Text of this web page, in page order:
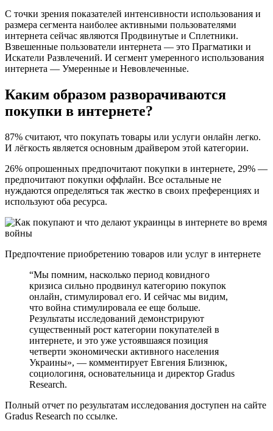
С точки зрения показателей интенсивности использования и
размера сегмента наиболее активными пользователями
интернета сейчас являются Продвинутые и Сплетники.
Взвешенные пользователи интернета — это Прагматики и
Искатели Развлечений. И сегмент умеренного использования
интернета — Умеренные и Невовлеченные.
Каким образом разворачиваются
покупки в интернете?
87% считают, что покупать товары или услуги онлайн легко.
И лёгкость является основным драйвером этой категории.
26% опрошенных предпочитают покупки в интернете, 29% —
предпочитают покупки оффлайн. Все остальные не
нуждаются определяться так жестко в своих преференциях и
используют оба ресурса.
Предпочтение приобретению товаров или услуг в интернете
“Мы помним, насколько период ковидного
кризиса сильно продвинул категорию покупок
онлайн, стимулировал его. И сейчас мы видим,
что война стимулировала ее еще больше.
Результаты исследований демонстрируют
существенный рост категории покупателей в
интернете, и это уже устоявшаяся позиция
четверти экономически активного населения
Украины», — комментирует Евгения Близнюк,
социологиня, основательница и директор Gradus
Research.
Полный отчет по результатам исследования доступен на сайте
Gradus Research по ссылке.